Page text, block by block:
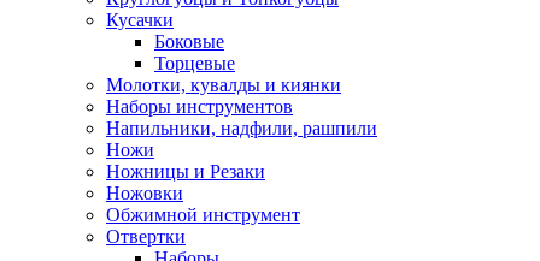
Кусачки
Боковые
Торцевые
Молотки, кувалды и киянки
Наборы инструментов
Напильники, надфили, рашпили
Ножи
Ножницы и Резаки
Ножовки
Обжимной инструмент
Отвертки